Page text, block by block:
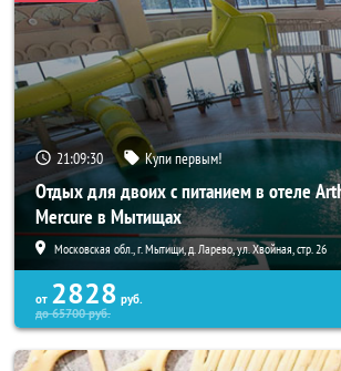
21:09:28 Купи первым!
Отдых для двоих с питанием в отеле
Mercure в Мытищах
Московская обл., г. Мытищи, д. Ларево, ул. Хвойная, стр. 26
от 2828 руб.
до65700руб.